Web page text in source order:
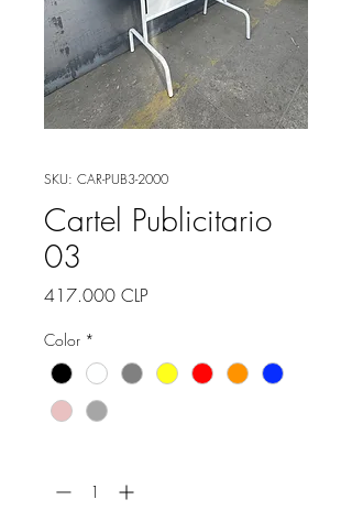
SKU: CAR-PUB3-2000
Cartel Publicitario
03
417.000 CLP
Color *